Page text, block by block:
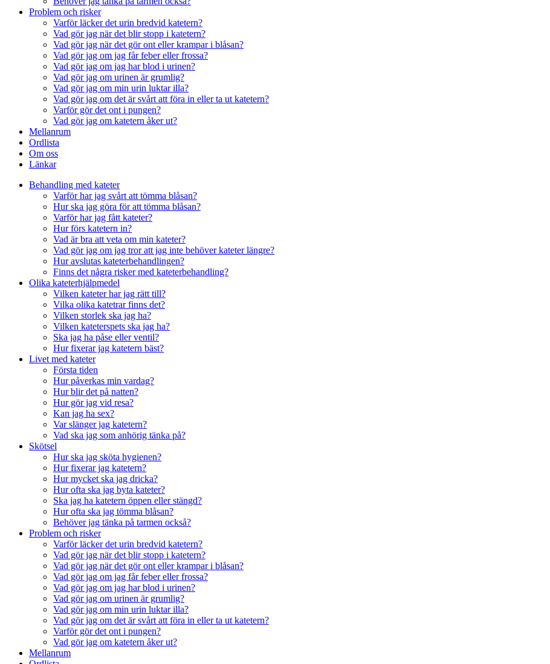
Problem och risker
Varför läcker det urin bredvid katetern?
Vad gör jag när det blir stopp i katetern?
Vad gör jag när det gör ont eller krampar i blåsan?
Vad gör jag om jag får feber eller frossa?
Vad gör jag om jag har blod i urinen?
Vad gör jag om urinen är grumlig?
Vad gör jag om min urin luktar illa?
Vad gör jag om det är svårt att föra in eller ta ut katetern?
Varför gör det ont i pungen?
Vad gör jag om katetern åker ut?
Mellanrum
Ordlista
Om oss
Länkar
Behandling med kateter
Varför har jag svårt att tömma blåsan?
Hur ska jag göra för att tömma blåsan?
Varför har jag fått kateter?
Hur förs katetern in?
Vad är bra att veta om min kateter?
Vad gör jag om jag tror att jag inte behöver kateter längre?
Hur avslutas kateterbehandlingen?
Finns det några risker med kateterbehandling?
Olika kateterhjälpmedel
Vilken kateter har jag rätt till?
Vilka olika katetrar finns det?
Vilken storlek ska jag ha?
Vilken kateterspets ska jag ha?
Ska jag ha påse eller ventil?
Hur fixerar jag katetern bäst?
Livet med kateter
Första tiden
Hur påverkas min vardag?
Hur blir det på natten?
Hur gör jag vid resa?
Kan jag ha sex?
Var slänger jag katetern?
Vad ska jag som anhörig tänka på?
Skötsel
Hur ska jag sköta hygienen?
Hur fixerar jag katetern?
Hur mycket ska jag dricka?
Hur ofta ska jag byta kateter?
Ska jag ha katetern öppen eller stängd?
Hur ofta ska jag tömma blåsan?
Behöver jag tänka på tarmen också?
Problem och risker
Varför läcker det urin bredvid katetern?
Vad gör jag när det blir stopp i katetern?
Vad gör jag när det gör ont eller krampar i blåsan?
Vad gör jag om jag får feber eller frossa?
Vad gör jag om jag har blod i urinen?
Vad gör jag om urinen är grumlig?
Vad gör jag om min urin luktar illa?
Vad gör jag om det är svårt att föra in eller ta ut katetern?
Varför gör det ont i pungen?
Vad gör jag om katetern åker ut?
Mellanrum